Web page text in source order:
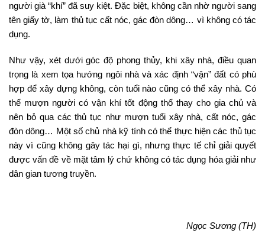
người già “khí” đã suy kiệt. Đặc biệt, không cần nhờ người sang
tên giấy tờ, làm thủ tục cất nóc, gác đòn dông… vì không có tác
dụng.
Như vậy, xét dưới góc độ phong thủy, khi xây nhà, điều quan
trọng là xem tọa hướng ngôi nhà và xác định “vận” đất có phù
hợp để xây dựng không, còn tuổi nào cũng có thể xây nhà. Có
thể mượn người có vận khí tốt động thổ thay cho gia chủ và
nên bỏ qua các thủ tục như mượn tuổi xây nhà, cất nóc, gác
đòn dông… Một số chủ nhà kỹ tính có thể thực hiện các thủ tục
này vì cũng không gây tác hại gì, nhưng thực tế chỉ giải quyết
được vấn đề về mặt tâm lý chứ không có tác dụng hóa giải như
dân gian tương truyền.
Ngọc Sương (TH)